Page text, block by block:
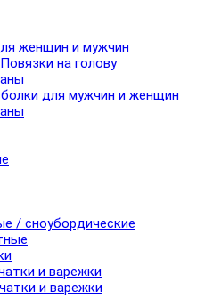
женщин и мужчин
на голову
для мужчин и женщин
/ сноубордические
и варежки
и варежки